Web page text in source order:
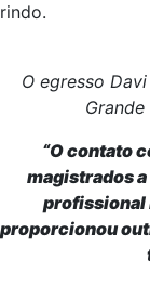
rindo.
O egresso
“O contato
magistrados
profissional
proporcionou